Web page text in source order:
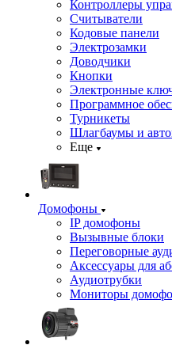
Контроллеры
Считыватели
Кодовые панели
Электрозамки
Доводчики
Кнопки
Электронные
Программное
Турникеты
Шлагбаумы и
Еще
Домофоны
IP домофоны
Вызывные блоки
Переговорные
Аксессуары для
Аудиотрубки
Мониторы